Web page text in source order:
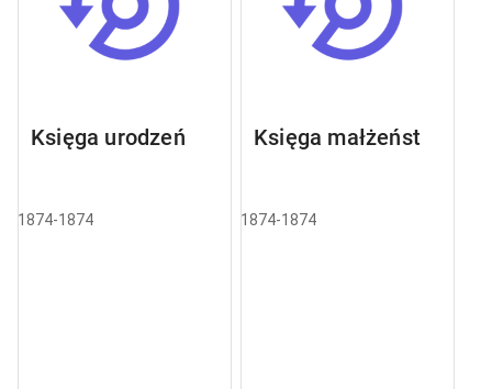
Księga urodzeń
1874-1874
Księga małżeństw
1874-1874